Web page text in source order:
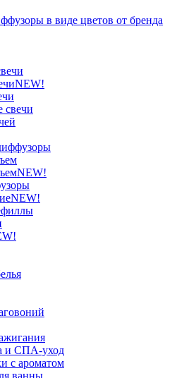
в виде цветов от бренда
NEW!
свечи
NEW!
NEW!
и СПА-уход
с ароматом
ванны